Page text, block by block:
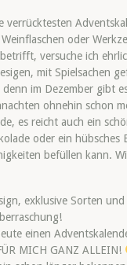
verrücktesten
oder
versuche ich
mit Spielsachen
denn im Dezember gibt
ohnehin schon
es reicht auch ein
oder ein hübsches
befüllen kann.
einen
MICH GANZ ALLEIN!